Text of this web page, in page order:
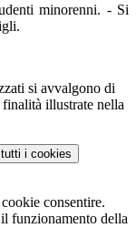
minorenni. - Si
si avvalgono di
illustrate nella
i cookies
consentire.
funzionamento della